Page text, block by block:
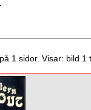
1 sidor. Visar: bild 1